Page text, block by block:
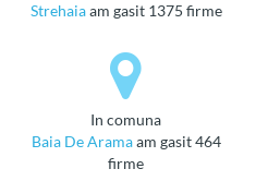
Strehaiaam gasit 1375 firme
in comuna
Baia De Aramaam gasit 464
firme